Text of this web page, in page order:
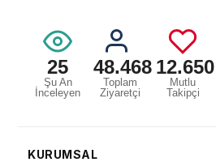
25
Şu An
İnceleyen
48.468
Toplam
Ziyaretçi
12.650
Mutlu
Takipçi
KURUMSAL